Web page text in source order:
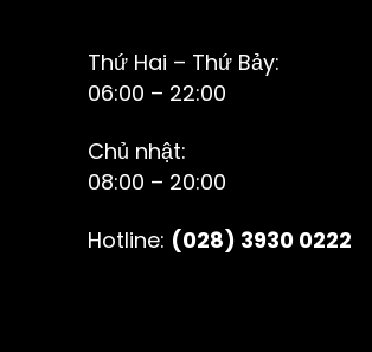
Thứ Hai – Thứ Bảy:
06:00 – 22:00
Chủ nhật:
08:00 – 20:00
Hotline: (028) 3930 0222